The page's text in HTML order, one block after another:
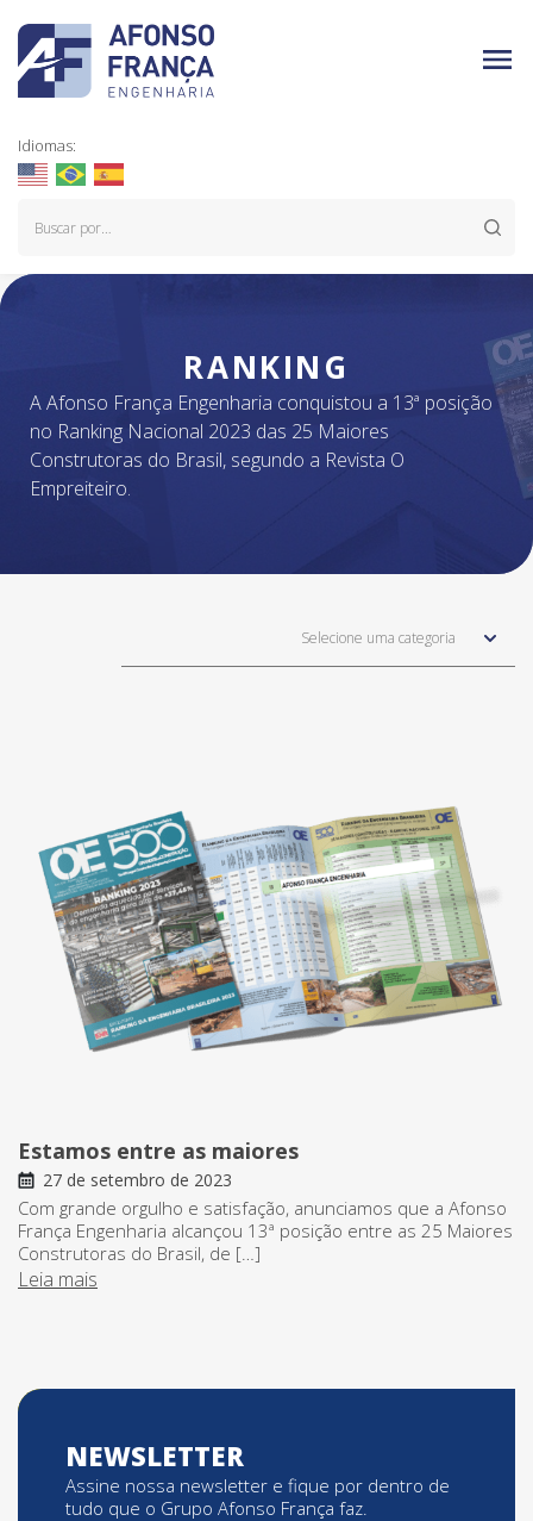
Idiomas:
RANKING
A Afonso França Engenharia conquistou a 13ª posição
no Ranking Nacional 2023 das 25 Maiores
Construtoras do Brasil, segundo a Revista O
Empreiteiro.
Selecione uma categoria
Estamos entre as maiores
27 de setembro de 2023
Com grande orgulho e satisfação, anunciamos que a Afonso
França Engenharia alcançou 13ª posição entre as 25 Maiores
Construtoras do Brasil, de […]
Leia mais
NEWSLETTER
Assine nossa newsletter e fique por dentro de
tudo que o Grupo Afonso França faz.